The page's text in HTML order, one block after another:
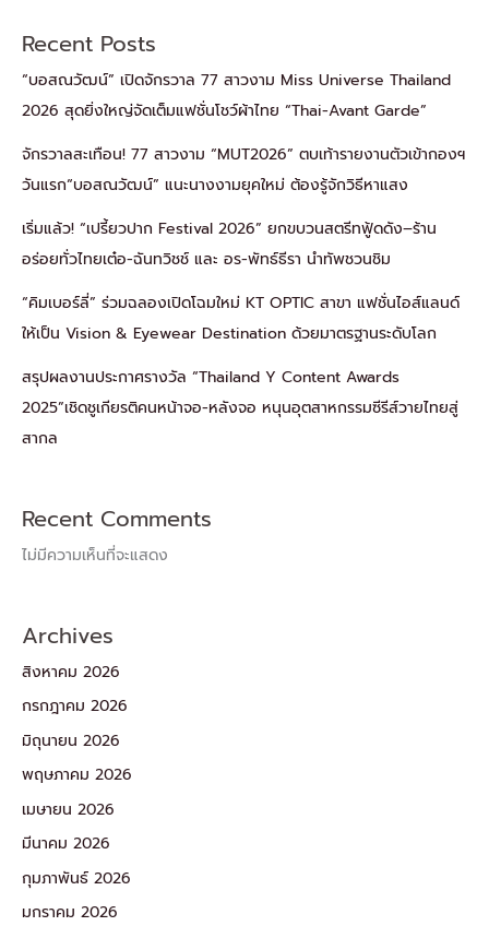
Recent Posts
“บอสณวัฒน์” เปิดจักรวาล 77 สาวงาม Miss Universe Thailand
2026 สุดยิ่งใหญ่จัดเต็มแฟชั่นโชว์ผ้าไทย “Thai-Avant Garde”
จักรวาลสะเทือน! 77 สาวงาม “MUT2026” ตบเท้ารายงานตัวเข้ากองฯ
วันแรก“บอสณวัฒน์” แนะนางงามยุคใหม่ ต้องรู้จักวิธีหาแสง
เริ่มแล้ว! “เปรี้ยวปาก Festival 2026” ยกขบวนสตรีทฟู้ดดัง–ร้าน
อร่อยทั่วไทยเต๋อ-ฉันทวิชช์ และ อร-พัทธ์ธีรา นำทัพชวนชิม
“คิมเบอร์ลี่” ร่วมฉลองเปิดโฉมใหม่ KT OPTIC สาขา แฟชั่นไอส์แลนด์
ให้เป็น Vision & Eyewear Destination ด้วยมาตรฐานระดับโลก
สรุปผลงานประกาศรางวัล “Thailand Y Content Awards
2025”เชิดชูเกียรติคนหน้าจอ-หลังจอ หนุนอุตสาหกรรมซีรีส์วายไทยสู่
สากล
Recent Comments
ไม่มีความเห็นที่จะแสดง
Archives
สิงหาคม 2026
กรกฎาคม 2026
มิถุนายน 2026
พฤษภาคม 2026
เมษายน 2026
มีนาคม 2026
กุมภาพันธ์ 2026
มกราคม 2026